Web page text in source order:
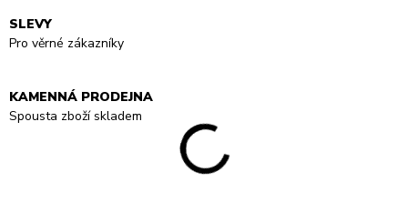
SLEVY
Pro věrné zákazníky
KAMENNÁ PRODEJNA
Spousta zboží skladem